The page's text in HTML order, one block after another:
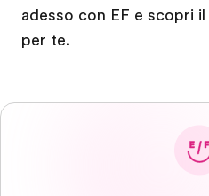
adesso con EF e scopri
per te.